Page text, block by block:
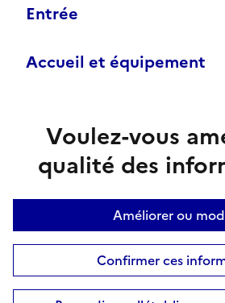
Entrée
Accueil et équipement
Voulez-vous
qualité des
Améliorer ou
Confirmer ces